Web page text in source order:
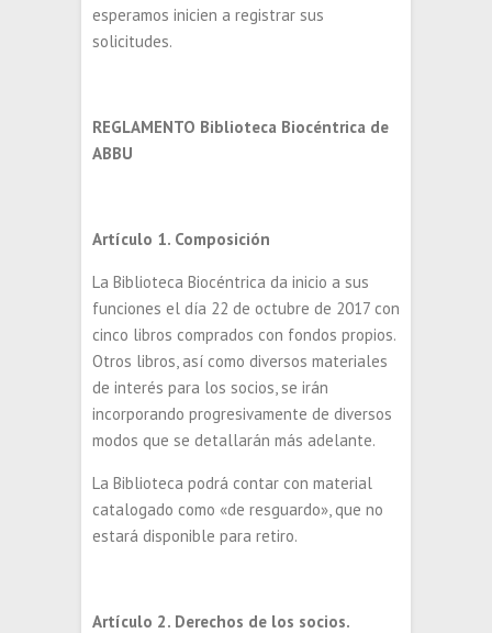
esperamos inicien a registrar sus
solicitudes.
REGLAMENTO Biblioteca Biocéntrica de
ABBU
Artículo 1. Composición
La Biblioteca Biocéntrica da inicio a sus
funciones el día 22 de octubre de 2017 con
cinco libros comprados con fondos propios.
Otros libros, así como diversos materiales
de interés para los socios, se irán
incorporando progresivamente de diversos
modos que se detallarán más adelante.
La Biblioteca podrá contar con material
catalogado como «de resguardo», que no
estará disponible para retiro.
Artículo 2. Derechos de los socios.